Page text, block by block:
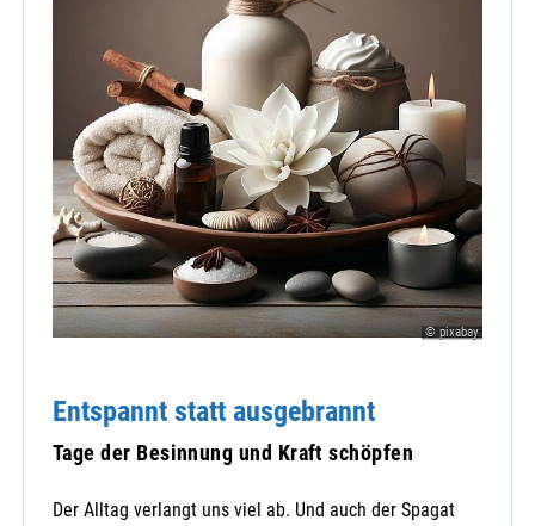
© pixabay
Entspannt statt ausgebrannt
Tage der Besinnung und Kraft schöpfen
Der Alltag verlangt uns viel ab. Und auch der Spagat